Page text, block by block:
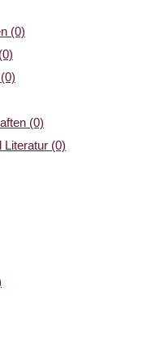
(0)
(0)
(0)
(0)
Literatur (0)